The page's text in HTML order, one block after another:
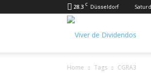
28.3 C Düsseldorf
Home Tags CGRA3